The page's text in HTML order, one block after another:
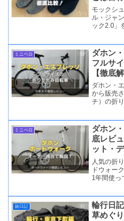
ックシ
モックシ
ル・ジャ
ック2.0」
ミニベロ
ダホン
フルサ
【徹底
ダホン・
から販売
チ）の折
す。
ミニベロ
ダホン
底レビ
ット・
人気の折
ドウォー
1年間使っ
旅日記
輪行日
草めぐり